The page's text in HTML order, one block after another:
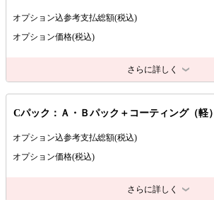
オプション込参考支払総額(税込)
オプション価格(税込)
さらに詳しく
Cパック：Ａ・Ｂパック＋コーティング（軽）
オプション込参考支払総額(税込)
オプション価格(税込)
さらに詳しく